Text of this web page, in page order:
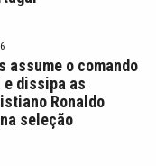
assume o comando
e dissipa as
Ronaldo
seleção